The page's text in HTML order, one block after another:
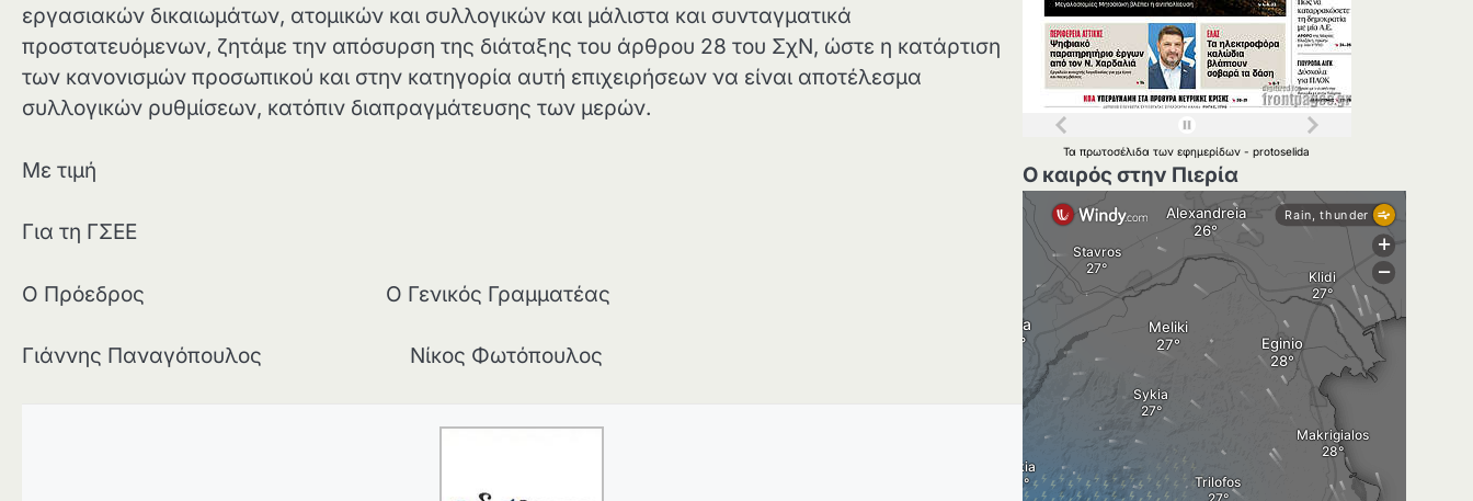
εργασιακών δικαιωμάτων, ατομικών και συλλογικών και μάλιστα και συνταγματικά
προστατευόμενων, ζητάμε την απόσυρση της διάταξης του άρθρου 28 του ΣχΝ, ώστε η κατάρτιση
των κανονισμών προσωπικού και στην κατηγορία αυτή επιχειρήσεων να είναι αποτέλεσμα
συλλογικών ρυθμίσεων, κατόπιν διαπραγμάτευσης των μερών.
Με τιμή
Για τη ΓΣΕΕ
Ο Πρόεδρος Ο Γενικός Γραμματέας
Γιάννης Παναγόπουλος Νίκος Φωτόπουλος
Ταπρωτοσέλιδατωνεφημερίδων-protoselida
Ο καιρός στην Πιερία